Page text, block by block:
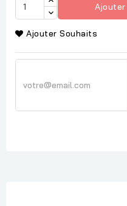
Ajouter
Ajouter Souhaits